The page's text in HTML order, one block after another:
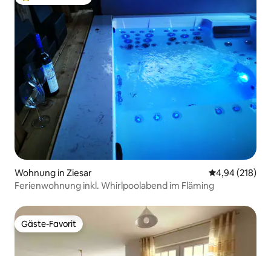
Wohnung in Ziesar
4,94 (218)
Ferienwohnung inkl. Whirlpoolabend im Fläming
Gäste-Favorit
Gäste-Favorit